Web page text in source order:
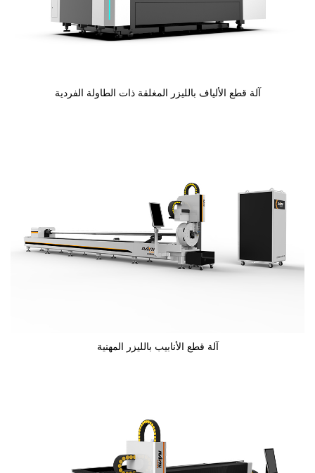
آلة قطع الألياف بالليزر المغلقة ذات الطاولة الفردية
آلة قطع الأنابيب بالليزر المهنية